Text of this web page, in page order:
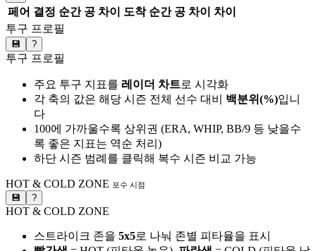
페어 결정 순간 공 차이 도착 순간 공 차이
차이
투구 프로필
💾 ?
투구 프로필
주요 투구 지표를 레이더 차트로 시각화
각 축의 값은 해당 시즌 전체 선수 대비 백분위(%)입니
다
100에 가까울수록 상위권 (ERA, WHIP, BB/9 등 낮을수
록 좋은 지표는 역순 처리)
하단 시즌 범례를 클릭해 복수 시즌 비교 가능
HOT & COLD ZONE 포수 시점
💾 ?
HOT & COLD ZONE
스트라이크 존을 5x5로 나눠 존별 피타율을 표시